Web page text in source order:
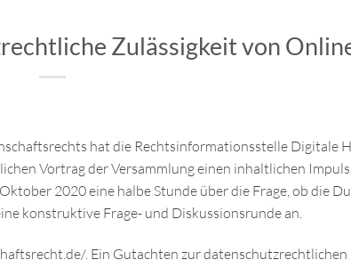
Zulässigkeit von
hat die Rechtsinformationsstelle Digitale
Vortrag der Versammlung einen inhaltlichen
2020 eine halbe Stunde über die Frage, ob die
konstruktive Frage- und Diskussionsrunde an.
. Ein Gutachten zur